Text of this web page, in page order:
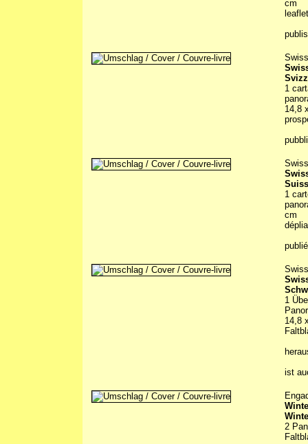
cm
leaflet
1
14,8
1
cm
1
14,8
ist
2